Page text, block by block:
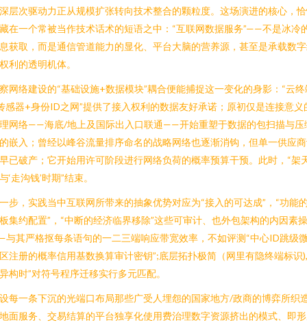
层次驱动力正从规模扩张转向技术整合的颗粒度。这场演进的核心，
在一个常被当作技术话术的短语之中：“互联网数据服务”——不是冰冷
获取，而是通信管道能力的显化、平台大脑的营养源，甚至是承载数
利的透明机体。
网络建设的“基础设施+数据模块”耦合便能捕捉这一变化的身影：“云终
感器+身份ID之网”提供了接入权利的数据友好承诺；原初仅是连接意义
网络——海底/地上及国际出入口联通——开始重塑于数据的包扫描与压
嵌入；曾经以峰谷流量排序命名的战略网络也逐渐消钩，但单一供应
已破产；它开始用许可阶段进行网络负荷的概率预算干预。此时，“架
‘走沟钱’时期”结束。
步，实践当中互联网所带来的抽象优势对应为“接入的可达成”，“功能
集约配置”，“中断的经济临界移除”这些可审计、也外包架构的内因素
其严格抠每条语句的一二三端响应带宽效率，不如评测“中心ID跳级
注册的概率信用基数换算审计密钥”;底层拓扑极简（网里有隐终端标识
构时”对符号程序迁移实行多元匹配。
每一条下沉的光端口布局那些广受人埋怨的国家地方/政商的博弈所织
面服务、交易结算的平台独享化使用费治理数字资源挤出的模式、即